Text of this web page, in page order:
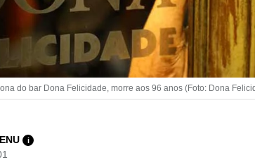
do bar Dona Felicidade, morre aos 96 anos (Foto: Dona
i